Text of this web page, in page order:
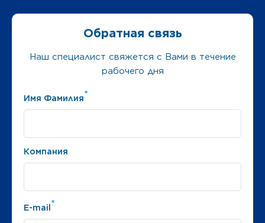
Обратная связь
Наш специалист свяжется с Вами в течение
рабочего дня
Имя Фамилия*
Компания
E-mail *